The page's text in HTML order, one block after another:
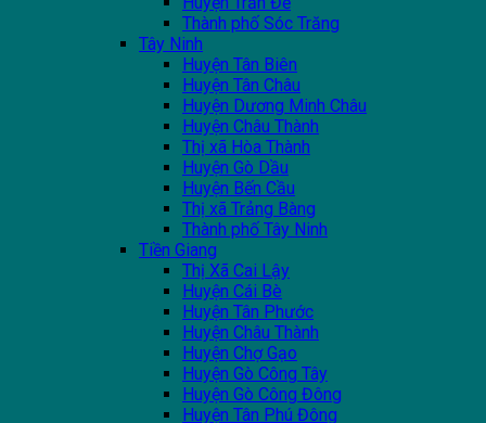
Thành phố Sóc Trăng
Tây Ninh
Huyện Tân Biên
Huyện Tân Châu
Huyện Dương Minh Châu
Huyện Châu Thành
Thị xã Hòa Thành
Huyện Gò Dầu
Huyện Bến Cầu
Thị xã Trảng Bàng
Thành phố Tây Ninh
Tiền Giang
Thị Xã Cai Lậy
Huyện Cái Bè
Huyện Tân Phước
Huyện Châu Thành
Huyện Chợ Gạo
Huyện Gò Công Tây
Huyện Gò Công Đông
Huyện Tân Phú Đông